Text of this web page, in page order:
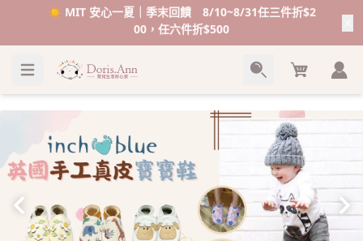
☀️ MIT 安心一夏｜季末回饋 8/10~8/31任三件折$2
00，任六件折$500
Cart